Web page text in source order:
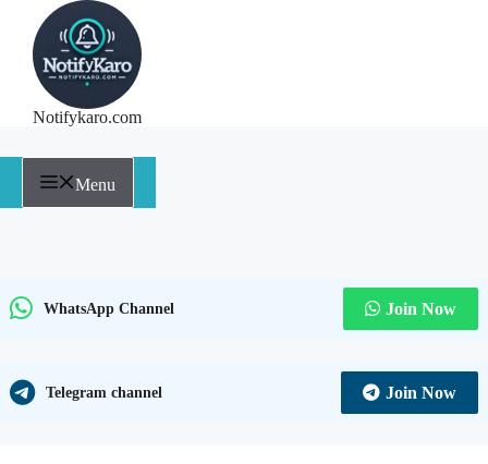
Notifykaro.com
Menu
WhatsApp Channel Join Now
Telegram channel Join Now